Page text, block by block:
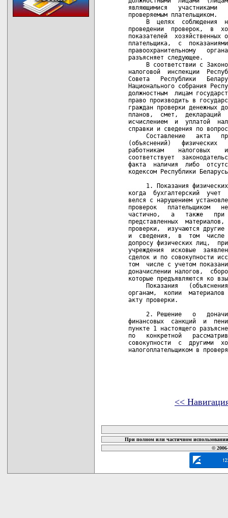
являющимися   участниками
проверяемым плательщиком.
В  целях  соблюдения
проведении  проверок,  в
показателей  хозяйственных
плательщика,  с
правоохранительному
разъясняет следующее.
В соответствии с
налоговой  инспекции
Совета   Республики
Национального собрания
должностным  лицам
право производить в
граждан проверки денежных
планов,  смет,
исчислением  и  уплатой
справки и сведения по
Составление   акта
(объяснений)   физических
работникам    налоговых
соответствует
факта  наличия  либо
кодексом Республики
1. Показания
когда  бухгалтерский  учет
велся с нарушением
проверок   плательщиком
частично,   а   также   при
представленных
проверки,  изучаются другие
и  сведения,  в  том  числе
допросу физических лиц,
учреждения  исковые
сделок и по совокупности
том  числе с учетом
доначислении налогов,
которые предъявляются ко
Показания
органам,  копии  материалов
акту проверки.
2. Решение   о
финансовых  санкций  и
пункте 1 настоящего
по   конкретной
совокупности  с  другими
налогоплательщиком в
<<
При полном или частичном
©